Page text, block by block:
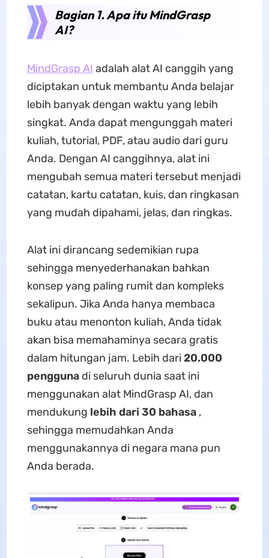
Bagian 1. Apa itu MindGrasp
AI?
MindGrasp AI adalah alat AI canggih yang
diciptakan untuk membantu Anda belajar
lebih banyak dengan waktu yang lebih
singkat. Anda dapat mengunggah materi
kuliah, tutorial, PDF, atau audio dari guru
Anda. Dengan AI canggihnya, alat ini
mengubah semua materi tersebut menjadi
catatan, kartu catatan, kuis, dan ringkasan
yang mudah dipahami, jelas, dan ringkas.
Alat ini dirancang sedemikian rupa
sehingga menyederhanakan bahkan
konsep yang paling rumit dan kompleks
sekalipun. Jika Anda hanya membaca
buku atau menonton kuliah, Anda tidak
akan bisa memahaminya secara gratis
dalam hitungan jam. Lebih dari20.000
penggunadi seluruh dunia saat ini
menggunakan alat MindGrasp AI, dan
mendukung lebih dari 30 bahasa,
sehingga memudahkan Anda
menggunakannya di negara mana pun
Anda berada.